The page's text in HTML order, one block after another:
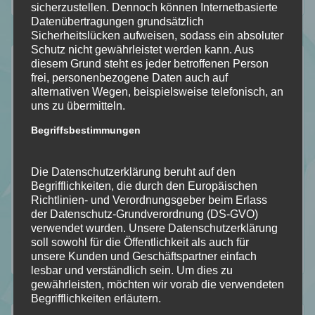
Kategorien
Allgemein
Bookish – Bingo
Einblick in meine Art
Literatur Orakel
Mit Humor genommen
Neuzugänge
Rezension
Top Ten Thursday
sicherzustellen. Dennoch können Internetbasierte
Datenübertragungen grundsätzlich
Sicherheitslücken aufweisen, sodass ein absoluter
Schutz nicht gewährleistet werden kann. Aus
diesem Grund steht es jeder betroffenen Person
frei, personenbezogene Daten auch auf
alternativen Wegen, beispielsweise telefonisch, an
uns zu übermitteln.
Begriffsbestimmungen
Die Datenschutzerklärung beruht auf den
Begrifflichkeiten, die durch den Europäischen
Richtlinien- und Verordnungsgeber beim Erlass
der Datenschutz-Grundverordnung (DS-GVO)
verwendet wurden. Unsere Datenschutzerklärung
soll sowohl für die Öffentlichkeit als auch für
unsere Kunden und Geschäftspartner einfach
lesbar und verständlich sein. Um dies zu
gewährleisten, möchten wir vorab die verwendeten
Begrifflichkeiten erläutern.